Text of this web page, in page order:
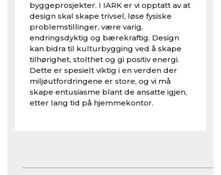
byggeprosjekter. I IARK er vi opptatt av at
design skal skape trivsel, løse fysiske
problemstillinger, være varig,
endringsdyktig og bærekraftig. Design
kan bidra til kulturbygging ved å skape
tilhørighet, stolthet og gi positiv energi.
Dette er spesielt viktig i en verden der
miljøutfordringene er store, og vi må
skape entusiasme blant de ansatte igjen,
etter lang tid på hjemmekontor.